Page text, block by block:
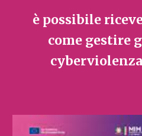
è possibile
come gestire